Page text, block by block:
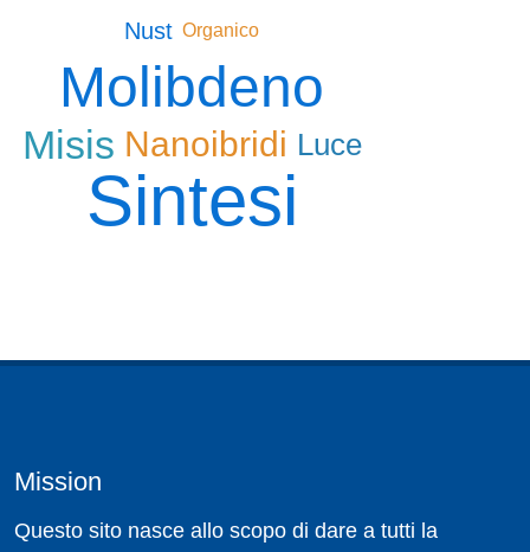
Nust Organico
Molibdeno
Misis Nanoibridi Luce
Sintesi
Mission
Questo sito nasce allo scopo di dare a tutti la